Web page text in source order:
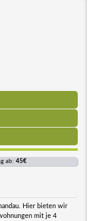
ab: 45€
Hier bieten wir
mit je 4